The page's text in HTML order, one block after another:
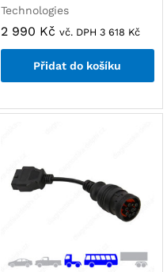
Technologies
2 990 Kč vč. DPH 3 618 Kč
Přidat do košíku